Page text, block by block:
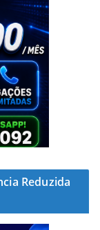
Reduzida